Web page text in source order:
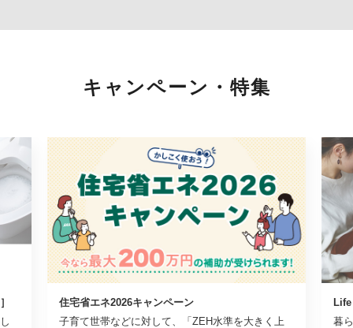
キャンペーン・特集
住宅省エネ2026キャンペーン
子育て世帯などに対して、「ZEH水準を大きく上
暮